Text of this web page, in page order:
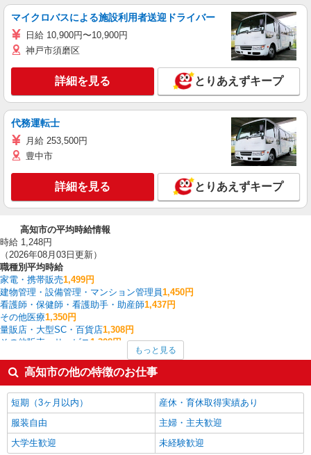
マイクロバスによる施設利用者送迎ドライバー
日給 10,900円〜10,900円
神戸市須磨区
詳細を見る とりあえずキープ
代務運転士
月給 253,500円
豊中市
詳細を見る とりあえずキープ
高知市の平均時給情報
時給 1,248円
（2026年08月03日更新）
職種別平均時給
家電・携帯販売1,499円
建物管理・設備管理・マンション管理員1,450円
看護師・保健師・看護助手・助産師1,437円
その他医療1,350円
量販店・大型SC・百貨店1,308円
その他販売・サービス 1,308円
1,254円
製造・組立・加工1,213円
その他軽作業・製造・物流1,210円
ファストフード・デリ1,209円
高知市の他の職種の平均時給を見る
もっと見る
高知市の他の特徴のお仕事
短期（3ヶ月以内）
産休・育休取得実績あり
服装自由
主婦・主夫歓迎
大学生歓迎
未経験歓迎